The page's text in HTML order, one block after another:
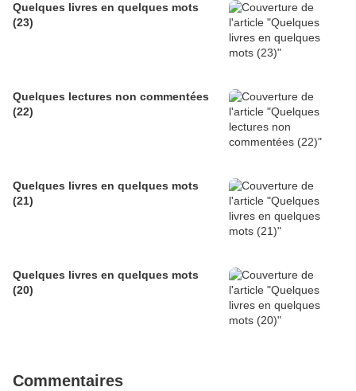
Quelques livres en quelques mots
(23)
Quelques lectures non commentées
(22)
Quelques livres en quelques mots
(21)
Quelques livres en quelques mots
(20)
Commentaires